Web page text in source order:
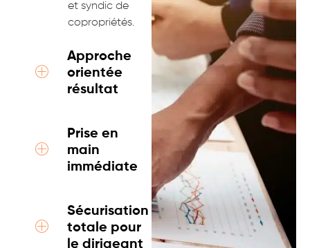
et syndic de
copropriétés.
Approche
orientée
résultat
Prise en
main
immédiate
Sécurisation
totale pour
le dirigeant